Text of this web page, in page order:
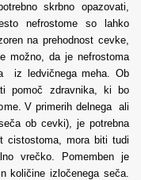
skrbno opazovati,
nefrostome so lahko
na prehodnost cevke,
možno, da je nefrostoma
iz ledvičnega meha. Ob
pomoč zdravnika, ki bo
V primerih delnega ali
ob cevki), je potrebna
cistostoma, mora biti tudi
vrečko. Pomemben je
količine izločenega seča.